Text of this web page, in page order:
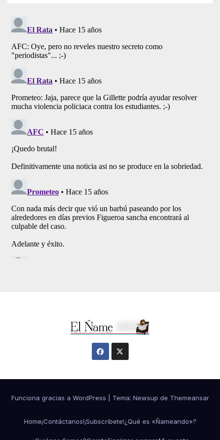
Funciona gracias a WordPress Tema: Newsup de Themeansar
Home¡Contáctanos!¡Subscríbete!¿Qué es «Ñameando»?